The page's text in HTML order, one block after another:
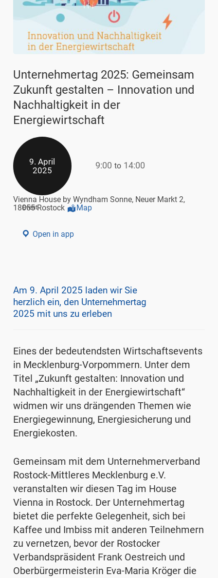
Unternehmertag 2025: Gemeinsam
Zukunft gestalten – Innovation und
Nachhaltigkeit in der
Energiewirtschaft
9. April
2025
9:00 to 14:00
Event
Vienna House by Wyndham Sonne, Neuer Markt 2,
18055 Rostock
Map
Open in app
Am 9. April 2025 laden wir Sie
herzlich ein, den Unternehmertag
2025 mit uns zu erleben
Eines der bedeutendsten Wirtschaftsevents
in Mecklenburg-Vorpommern. Unter dem
Titel „Zukunft gestalten: Innovation und
Nachhaltigkeit in der Energiewirtschaft“
widmen wir uns drängenden Themen wie
Energiegewinnung, Energiesicherung und
Energiekosten.
Gemeinsam mit dem Unternehmerverband
Rostock-Mittleres Mecklenburg e.V.
veranstalten wir diesen Tag im House
Vienna in Rostock. Der Unternehmertag
bietet die perfekte Gelegenheit, sich bei
Kaffee und Imbiss mit anderen Teilnehmern
zu vernetzen, bevor der Rostocker
Verbandspräsident Frank Oestreich und
Oberbürgermeisterin Eva-Maria Kröger die